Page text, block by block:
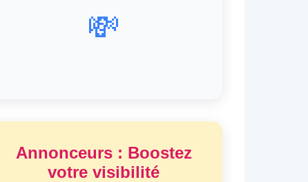
💸
Annonceurs : Boostez
votre visibilité